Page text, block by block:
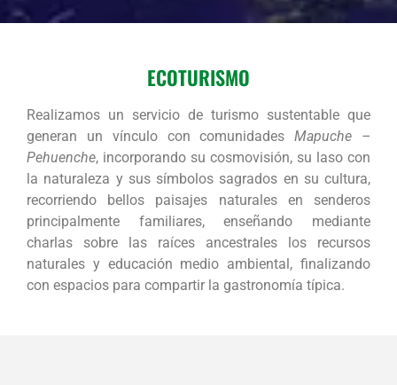
ECOTURISMO
Realizamos un servicio de turismo sustentable que
generan un vínculo con comunidadesMapuche –
Pehuenche, incorporando su cosmovisión, su laso con
la naturaleza y sus símbolos sagrados en su cultura,
recorriendo bellos paisajes naturales en senderos
principalmente familiares, enseñando mediante
charlas sobre las raíces ancestrales los recursos
naturales y educación medio ambiental, finalizando
con espacios para compartir la gastronomía típica.